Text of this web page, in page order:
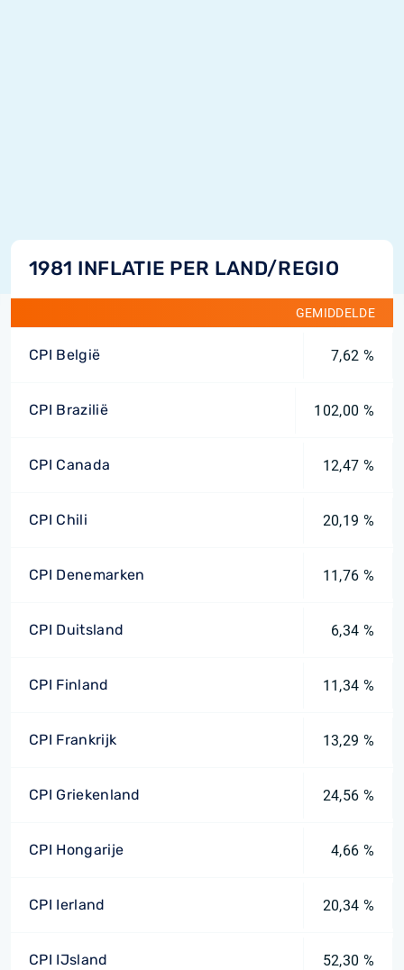
1981 INFLATIE PER LAND/REGIO
GEMIDDELDE
CPI België 7,62 %
CPI Brazilië 102,00 %
CPI Canada 12,47 %
CPI Chili 20,19 %
CPI Denemarken 11,76 %
CPI Duitsland 6,34 %
CPI Finland 11,34 %
CPI Frankrijk 13,29 %
CPI Griekenland 24,56 %
CPI Hongarije 4,66 %
CPI Ierland 20,34 %
CPI IJsland 52,30 %